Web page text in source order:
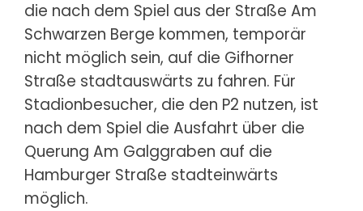
die nach dem Spiel aus der Straße Am
Schwarzen Berge kommen, temporär
nicht möglich sein, auf die Gifhorner
Straße stadtauswärts zu fahren. Für
Stadionbesucher, die den P2 nutzen, ist
nach dem Spiel die Ausfahrt über die
Querung Am Galggraben auf die
Hamburger Straße stadteinwärts
möglich.